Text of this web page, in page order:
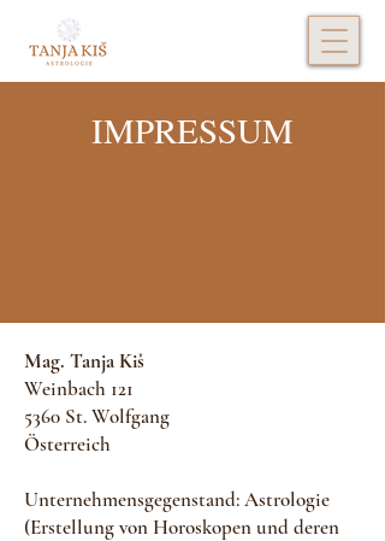
IMPRESSUM
Mag. Tanja Kiš
Weinbach 121
5360 St. Wolfgang
Österreich
Unternehmensgegenstand: Astrologie
(Erstellung von Horoskopen und deren